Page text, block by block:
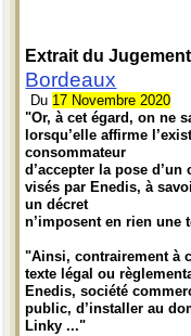
Extrait du
Bordeaux
Du 17 Novembre 2020
"Or, à cet égard, on ne
lorsqu’elle affirme
consommateur
d’accepter la pose
visés par Enedis, à
un décret
n’imposent en rien une
"Ainsi, contrairement à
texte légal ou
Enedis, société
public, d’installer au
Linky ..."